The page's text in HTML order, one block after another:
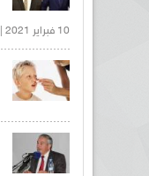
10 فبراير 2021 |